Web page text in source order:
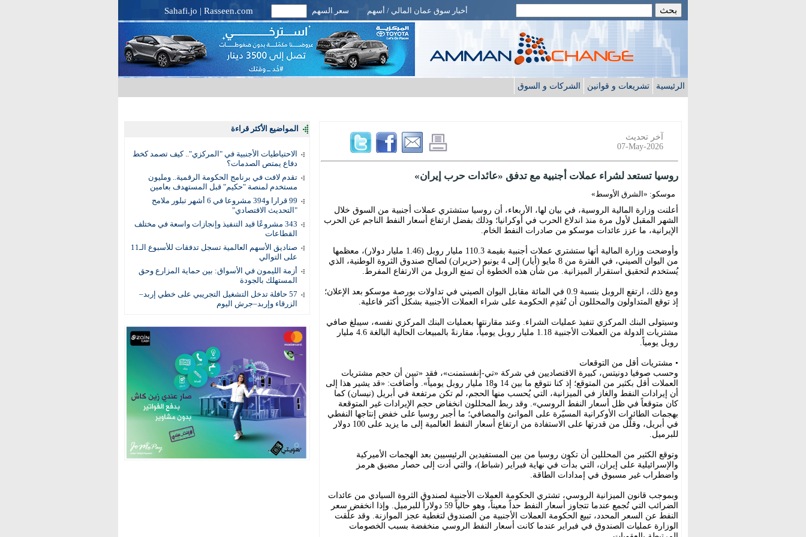
أخبار سوق عمان المالي / أسهم سعر السهم Sahafi.jo | Rasseen.com
الرئيسية تشريعات و قوانين الشركات و السوق
المواضيع الأكثر قراءة
الاحتياطيات الأجنبية في "المركزي".. كيف تصمد كخط
دفاع يمتص الصدمات؟
تقدم لافت في برنامج الحكومة الرقمية.. ومليون
مستخدم لمنصة "حكيم" قبل المستهدف بعامين
99 قرارا و394 مشروعا في 6 أشهر تبلور ملامح
"التحديث الاقتصادي"
343 مشروعًا قيد التنفيذ وإنجازات واسعة في مختلف
القطاعات
صناديق الأسهم العالمية تسجل تدفقات للأسبوع الـ11
على التوالي
أزمة الليمون في الأسواق: بين حماية المزارع وحق
المستهلك بالجودة
57 حافلة تدخل التشغيل التجريبي على خطي إربد–
الزرقاء وإربد–جرش اليوم
آخر تحديث
07-May-2026
روسيا تستعد لشراء عملات أجنبية مع تدفق «عائدات حرب إيران»
موسكو: «الشرق الأوسط»
أعلنت وزارة المالية الروسية، في بيان لها، الأربعاء، أن روسيا ستشتري عملات أجنبية من السوق خلال
الشهر المقبل لأول مرة منذ اندلاع الحرب في أوكرانيا؛ وذلك بفضل ارتفاع أسعار النفط الناجم عن الحرب
الإيرانية، ما عزز عائدات موسكو من صادرات النفط الخام.
وأوضحت وزارة المالية أنها ستشتري عملات أجنبية بقيمة 110.3 مليار روبل (1.46 مليار دولار)، معظمها
من اليوان الصيني، في الفترة من 8 مايو (أيار) إلى 4 يونيو (حزيران) لصالح صندوق الثروة الوطنية، الذي
يُستخدم لتحقيق استقرار الميزانية. من شأن هذه الخطوة أن تمنع الروبل من الارتفاع المفرط.
ومع ذلك، ارتفع الروبل بنسبة 0.9 في المائة مقابل اليوان الصيني في تداولات بورصة موسكو بعد الإعلان؛
إذ توقع المتداولون والمحللون أن تُقدِم الحكومة على شراء العملات الأجنبية بشكل أكثر فاعلية.
وسيتولى البنك المركزي تنفيذ عمليات الشراء. وعند مقارنتها بعمليات البنك المركزي نفسه، سيبلغ صافي
مشتريات الدولة من العملات الأجنبية 1.18 مليار روبل يومياً، مقارنةً بالمبيعات الحالية البالغة 4.6 مليار
روبل يومياً.
• مشتريات أقل من التوقعات
وحسب صوفيا دونيتس، كبيرة الاقتصاديين في شركة «تي-إنفستمنت»، فقد «تبين أن حجم مشتريات
العملات أقل بكثير من المتوقع؛ إذ كنا نتوقع ما بين 14 و18 مليار روبل يومياً». وأضافت: «قد يشير هذا إلى
أن إيرادات النفط والغاز في الميزانية، التي يُحسب منها الحجم، لم تكن مرتفعة في أبريل (نيسان) كما
كان متوقعاً في ظل أسعار النفط الروسي». وقد ربط المحللون انخفاض حجم الإيرادات غير المتوقعة
بهجمات الطائرات الأوكرانية المسيّرة على الموانئ والمصافي؛ ما أجبر روسيا على خفض إنتاجها النفطي
في أبريل، وقلّل من قدرتها على الاستفادة من ارتفاع أسعار النفط العالمية إلى ما يزيد على 100 دولار
للبرميل.
وتوقع الكثير من المحللين أن تكون روسيا من بين المستفيدين الرئيسيين بعد الهجمات الأميركية
والإسرائيلية على إيران، التي بدأت في نهاية فبراير (شباط)، والتي أدت إلى حصار مضيق هرمز
واضطراب غير مسبوق في إمدادات الطاقة.
وبموجب قانون الميزانية الروسي، تشتري الحكومة العملات الأجنبية لصندوق الثروة السيادي من عائدات
الضرائب التي تُجمع عندما تتجاوز أسعار النفط حداً معيناً، وهو حالياً 59 دولاراً للبرميل. وإذا انخفض سعر
النفط عن السعر المحدد، تبيع الحكومة العملات الأجنبية من الصندوق لتغطية عجز الموازنة. وقد علّقت
الوزارة عمليات الصندوق في فبراير عندما كانت أسعار النفط الروسي منخفضة بسبب الخصومات